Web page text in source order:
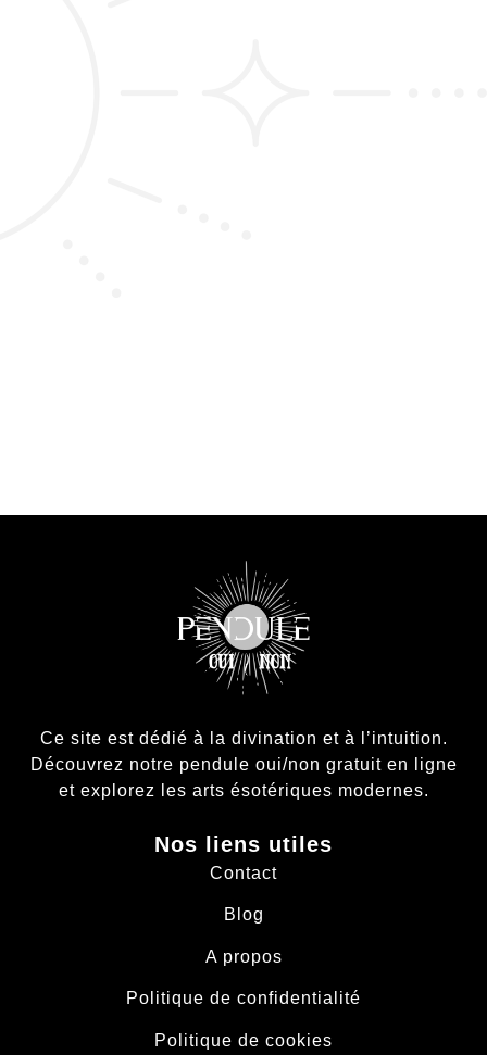
Ce site est dédié à la divination et à l’intuition.
Découvrez notre pendule oui/non gratuit en ligne
et explorez les arts ésotériques modernes.
Nos liens utiles
Contact
Blog
A propos
Politique de confidentialité
Politique de cookies